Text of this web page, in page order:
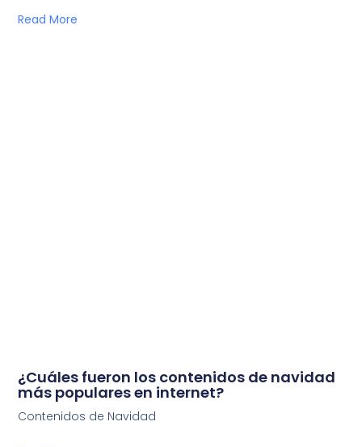
Read More
¿Cuáles fueron los contenidos de navidad
más populares en internet?
Contenidos de Navidad